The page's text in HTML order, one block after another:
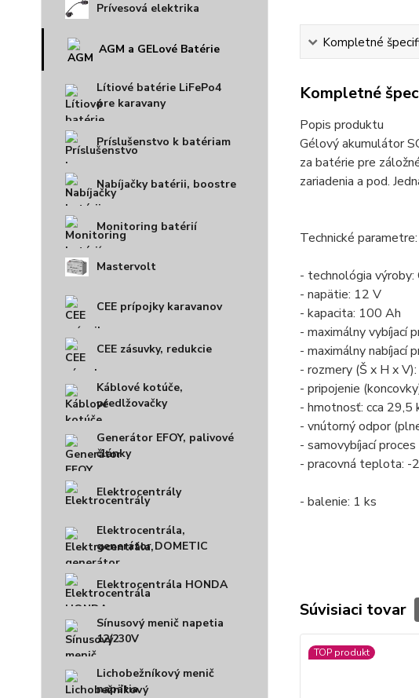
Prívesová elektrika
AGM a GELové Batérie
Lítiové batérie LiFePo4
pre karavany
Príslušenstvo k batériam
Nabíjačky batérii, boostre
Monitoring batérií
Mastervolt
CEE prípojky karavanov
CEE zásuvky, redukcie
Káblové kotúče,
predlžovačky
Generátor EFOY, palivové
články
Elektrocentrály
Elektrocentrála,
generátor DOMETIC
Elektrocentrála HONDA
Sínusový menič napetia
12/230V
Lichobežníkový menič
napätia
Kompletné
Kompletné
Popis produktu
Gélový akumulátor
za batérie pre
zariadenia a pod.
Technické parametre:
- technológia výroby:
- napätie: 12 V
- kapacita: 100 Ah
- maximálny vybíjací
- maximálny nabíjací
- rozmery (Š x H x
- pripojenie
- hmotnosť: cca 29,5
- vnútorný odpor
- samovybíjací
- pracovná teplota: -
- balenie: 1 ks
Súvisiaci tovar
TOP produkt